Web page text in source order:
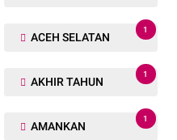
ACEH SELATAN
1
AKHIR TAHUN
1
AMANKAN
1